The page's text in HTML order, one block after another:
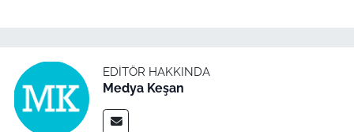
EDITÖR HAKKINDA
Medya Keşan